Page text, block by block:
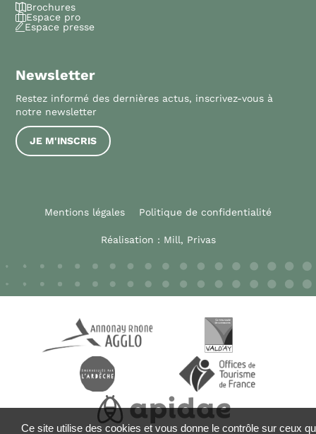
Brochures
Espace pro
Espace presse
Newsletter
Restez informé des dernières actus, inscrivez-vous à
notre newsletter
JE M'INSCRIS
Mentions légales Politique de confidentialité
Réalisation : Mill, Privas
Ce site utilise des cookies et vous donne le contrôle sur ceux